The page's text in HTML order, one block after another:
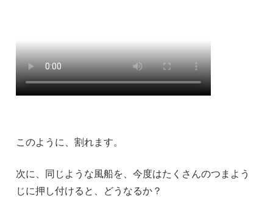
このように、割れます。
次に、同じような風船を、今度はたくさんのつまよう
じに押し付けると、どうなるか？